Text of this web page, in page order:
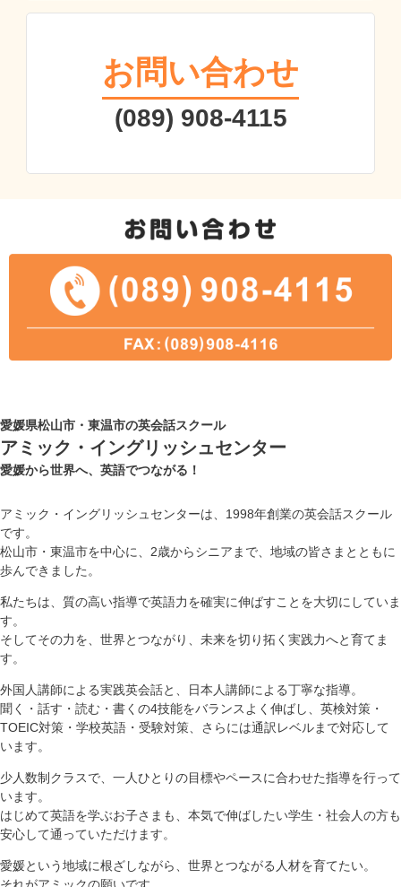
お問い合わせ
(089) 908-4115
愛媛県松山市・東温市の英会話スクール
アミック・イングリッシュセンター
愛媛から世界へ、英語でつながる！
アミック・イングリッシュセンターは、1998年創業の英会話スクール
です。
松山市・東温市を中心に、2歳からシニアまで、地域の皆さまとともに
歩んできました。
私たちは、質の高い指導で英語力を確実に伸ばすことを大切にしていま
す。
そしてその力を、世界とつながり、未来を切り拓く実践力へと育てま
す。
外国人講師による実践英会話と、日本人講師による丁寧な指導。
聞く・話す・読む・書くの4技能をバランスよく伸ばし、英検対策・
TOEIC対策・学校英語・受験対策、さらには通訳レベルまで対応して
います。
少人数制クラスで、一人ひとりの目標やペースに合わせた指導を行って
います。
はじめて英語を学ぶお子さまも、本気で伸ばしたい学生・社会人の方も
安心して通っていただけます。
愛媛という地域に根ざしながら、世界とつながる人材を育てたい。